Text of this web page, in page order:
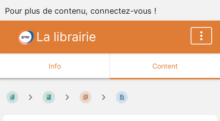
Pour plus de contenu, connectez-vous !
La librairie
Info Content